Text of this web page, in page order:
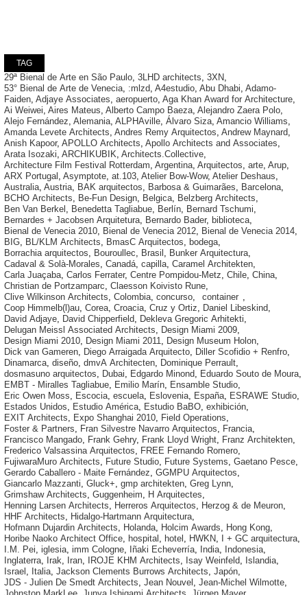
TAG
29ª Bienal de Arte en São Paulo, 3LHD architects, 3XN,
53° Bienal de Arte de Venecia, :mlzd, A4estudio, Abu Dhabi, Adamo-
Faiden, Adjaye Associates, aeropuerto, Aga Khan Award for Architecture,
Ai Weiwei, Aires Mateus, Alberto Campo Baeza, Alejandro Zaera Polo,
Alejo Fernández, Alemania, ALPHAville, Álvaro Siza, Amancio Williams,
Amanda Levete Architects, Andres Remy Arquitectos, Andrew Maynard,
Anish Kapoor, APOLLO Architects, Apollo Architects and Associates,
Arata Isozaki, ARCHIKUBIK, Architects.Collective,
Architecture Film Festival Rotterdam, Argentina, Arquitectos, arte, Arup,
ARX Portugal , Asymptote, at.103, Atelier Bow-Wow, Atelier Deshaus,
Australia, Austria, BAK arquitectos, Barbosa & Guimarães, Barcelona,
BCHO Architects, Be-Fun Design, Belgica, Belzberg Architects,
Ben Van Berkel , Benedetta Tagliabue, Berlín, Bernard Tschumi,
Bernardes + Jacobsen Arquitetura, Bernardo Bader, biblioteca,
Bienal de Venecia 2010, Bienal de Venecia 2012, Bienal de Venecia 2014,
BIG, BL/KLM Architects, BmasC Arquitectos, bodega,
Borrachia arquitectos, Bouroullec, Brasil , Bunker Arquitectura,
Cadaval & Solà-Morales, Canadá, capilla, Caramel Architekten,
Carla Juaçaba, Carlos Ferrater, Centre Pompidou-Metz, Chile, China,
Christian de Portzamparc, Claesson Koivisto Rune,
Clive Wilkinson Architects, Colombia, concurso, container ,
Coop Himmelb(l)au, Corea, Croacia, Cruz y Ortiz, Daniel Libeskind,
David Adjaye, David Chipperfield, Dekleva Gregoric Arhitekti,
Delugan Meissl Associated Architects, Design Miami 2009,
Design Miami 2010, Design Miami 2011, Design Museum Holon,
Dick van Gameren, Diego Arraigada Arquitecto, Diller Scofidio + Renfro,
Dinamarca, diseño, dmvA Architecten, Dominique Perrault,
dosmasuno arquitectos, Dubai, Edgardo Minond, Eduardo Souto de Moura,
EMBT - Miralles Tagliabue, Emilio Marín, Ensamble Studio,
Eric Owen Moss, Escocia, escuela, Eslovenia, España, ESRAWE Studio,
Estados Unidos, Estudio América, Estudio BaBO, exhibición,
EXIT Architects, Expo Shanghai 2010, Field Operations,
Foster & Partners, Fran Silvestre Navarro Arquitectos, Francia,
Francisco Mangado, Frank Gehry, Frank Lloyd Wright, Franz Architekten,
Frederico Valsassina Arquitectos, FREE Fernando Romero,
FujiwaraMuro Architects, Future Studio, Future Systems, Gaetano Pesce,
Gerardo Caballero - Maite Fernández, GGMPU Arquitectos,
Giancarlo Mazzanti, Gluck+, gmp architekten, Greg Lynn,
Grimshaw Architects, Guggenheim, H Arquitectes,
Henning Larsen Architects, Herreros Arquitectos, Herzog & de Meuron,
HHF Architects, Hidalgo-Hartmann Arquitectura,
Hofmann Dujardin Architects, Holanda, Holcim Awards, Hong Kong,
Horibe Naoko Architect Office, hospital , hotel , HWKN, I + GC arquitectura,
I.M. Pei, iglesia, imm Cologne, Iñaki Echeverría, India, Indonesia,
Inglaterra, Irak, Iran, IROJE KHM Architects, Isay Weinfeld, Islandia,
Israel , Italia, Jackson Clements Burrows Architects, Japón,
JDS - Julien De Smedt Architects, Jean Nouvel , Jean-Michel Wilmotte,